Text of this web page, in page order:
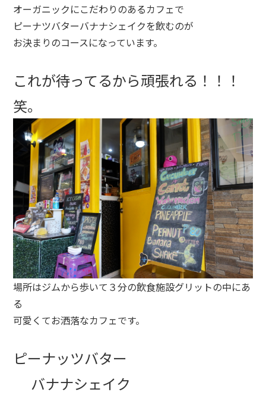
オーガニックにこだわりのあるカフェで
ピーナツバターバナナシェイクを飲むのが
お決まりのコースになっています。
これが待ってるから頑張れる！！！
笑。
場所はジムから歩いて３分の飲食施設グリットの中にあ
る
可愛くてお洒落なカフェです。
ピーナッツバター
バナナシェイク